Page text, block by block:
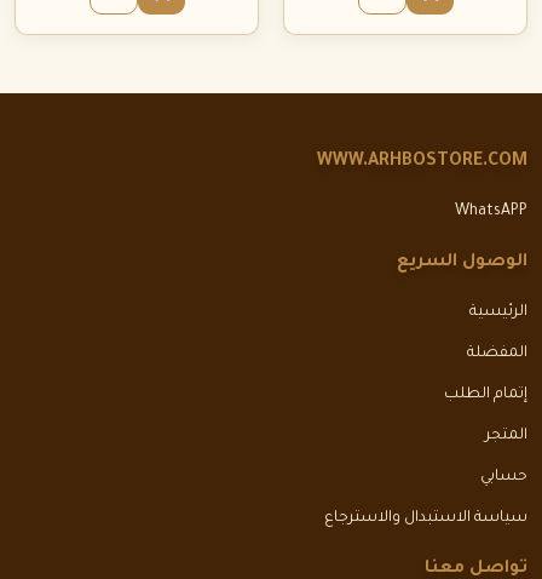
WWW.ARHBOSTORE.COM
WhatsAPP
الوصول السريع
الرئيسية
المفضلة
إتمام الطلب
المتجر
حسابي
سياسة الاستبدال والاسترجاع
تواصل معنا